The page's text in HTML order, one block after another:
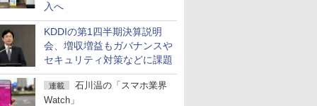
入へ
KDDIの第1四半期決算説明
会、増収増益もガバナンスや
セキュリティ対策などに課題
連載
石川温の「スマホ業界
Watch」